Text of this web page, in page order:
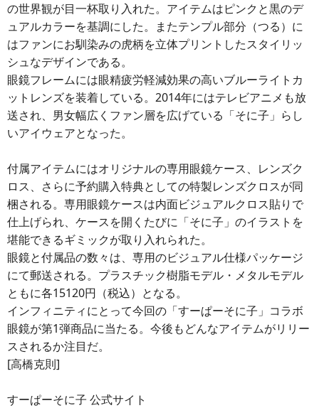
の世界観が目一杯取り入れた。アイテムはピンクと黒のデ
ュアルカラーを基調にした。またテンプル部分（つる）に
はファンにお馴染みの虎柄を立体プリントしたスタイリッ
シュなデザインである。
眼鏡フレームには眼精疲労軽減効果の高いブルーライトカ
ットレンズを装着している。2014年にはテレビアニメも放
送され、男女幅広くファン層を広げている「そに子」らし
いアイウェアとなった。
付属アイテムにはオリジナルの専用眼鏡ケース、レンズク
ロス、さらに予約購入特典としての特製レンズクロスが同
梱される。専用眼鏡ケースは内面ビジュアルクロス貼りで
仕上げられ、ケースを開くたびに「そに子」のイラストを
堪能できるギミックが取り入れられた。
眼鏡と付属品の数々は、専用のビジュアル仕様パッケージ
にて郵送される。プラスチック樹脂モデル・メタルモデル
ともに各15120円（税込）となる。
インフィニティにとって今回の「すーぱーそに子」コラボ
眼鏡が第1弾商品に当たる。今後もどんなアイテムがリリー
スされるか注目だ。
[高橋克則]
すーぱーそに子 公式サイト